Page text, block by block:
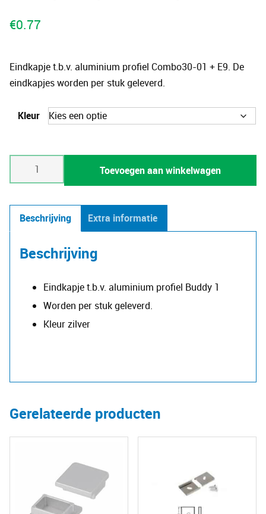
€0.77
Eindkapje t.b.v. aluminium profiel Combo30-01 + E9. De
eindkapjes worden per stuk geleverd.
Kleur
Buddy
Toevoegen aan winkelwagen
Beschrijving Extra informatie
Beschrijving
Eindkapje t.b.v. aluminium profiel Buddy 1
Worden per stuk geleverd.
Kleur zilver
Gerelateerde producten